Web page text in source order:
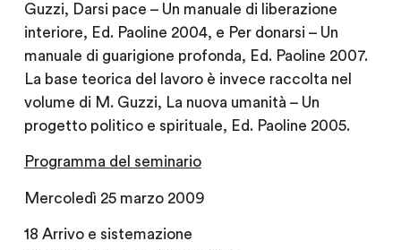
Guzzi, Darsi pace – Un manuale di liberazione
interiore, Ed. Paoline 2004, e Per donarsi – Un
manuale di guarigione profonda, Ed. Paoline 2007.
La base teorica del lavoro è invece raccolta nel
volume di M. Guzzi, La nuova umanità – Un
progetto politico e spirituale, Ed. Paoline 2005.
Programma del seminario
Mercoledì 25 marzo 2009
18 Arrivo e sistemazione